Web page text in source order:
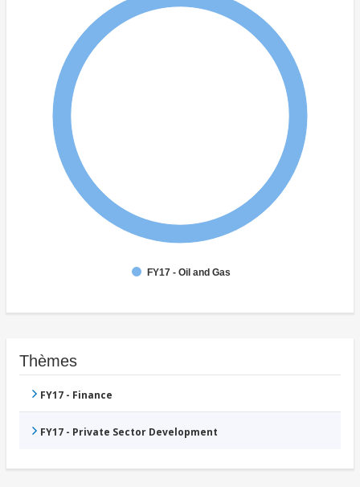
FY17 - Oil and Gas
Thèmes
FY17 - Finance
FY17 - Private Sector Development